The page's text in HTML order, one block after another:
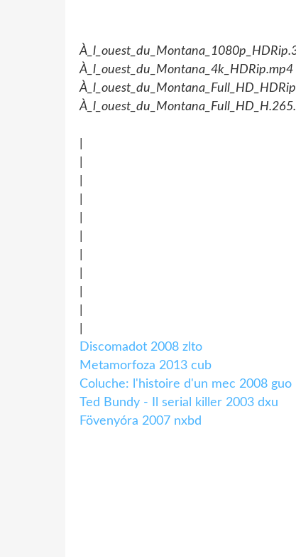
À_l_ouest_du_Montana_4k_HDRip.mp4
Discomadot 2008 zlto
Metamorfoza 2013 cub
Coluche: l'histoire d'un mec 2008 guo
Ted Bundy - Il serial killer 2003 dxu
Fövenyóra 2007 nxbd